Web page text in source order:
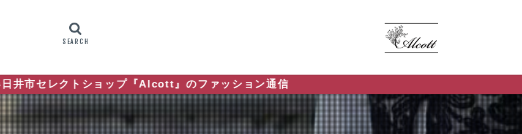
ョップ『Alcott』のファッション通信